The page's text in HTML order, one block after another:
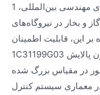
در پروژه‌های مهندسی بین‌المللی، 1C31199G03 کاربرد
و بخار در نیروگاه‌های
بر این، قابلیت اطمینان
1C31199G03 منجر به پذیرش گسترده آن در اتوماسیون پالایش
در مقیاس بزرگ شده
معماری سیستم کنترل